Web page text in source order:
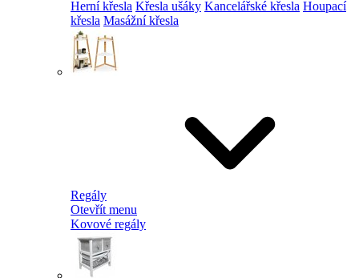
Herní křesla Křesla ušáky Kancelářské křesla Houpací
křesla Masážní křesla
Regály
Otevřít menu
Kovové regály